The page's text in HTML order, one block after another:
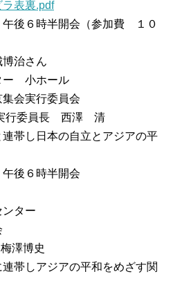
表裏.pdf
後６時半開会（参加費 １０
治さん
ー 小ホール
会実行委員会
行委員長 西澤 清
連帯し日本の自立とアジアの平
後６時半開会
ンター
澤博史
連帯しアジアの平和をめざす関